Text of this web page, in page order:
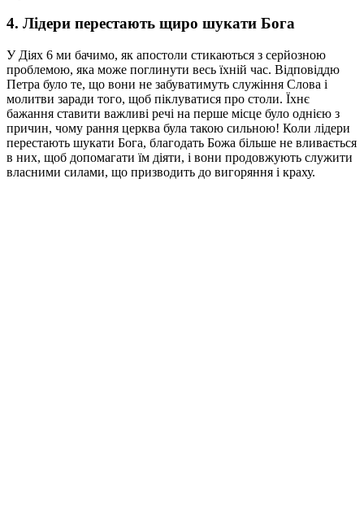
4. Лідери перестають щиро шукати Бога
У Діях 6 ми бачимо, як апостоли стикаються з серйозною
проблемою, яка може поглинути весь їхній час. Відповіддю
Петра було те, що вони не забуватимуть служіння Слова і
молитви заради того, щоб піклуватися про столи. Їхнє
бажання ставити важливі речі на перше місце було однією з
причин, чому рання церква була такою сильною! Коли лідери
перестають шукати Бога, благодать Божа більше не вливається
в них, щоб допомагати їм діяти, і вони продовжують служити
власними силами, що призводить до вигоряння і краху.